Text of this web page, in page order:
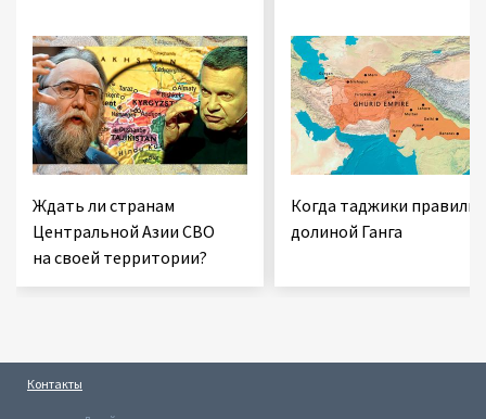
Ждать ли странам
Центральной Азии СВО
на своей территории?
Когда таджики правили
долиной Ганга
Контакты